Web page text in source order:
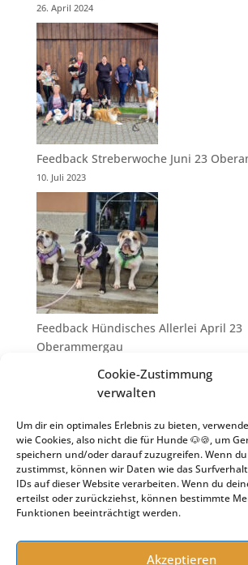
Cookie-Zustimmung
verwalten
Um dir ein optimales Erlebnis zu bieten,
wie Cookies, also nicht die für Hunde 🐶🍪, um
speichern und/oder darauf zuzugreifen. Wenn
zustimmst, können wir Daten wie das
IDs auf dieser Website verarbeiten. Wenn du
erteilst oder zurückziehst, können bestimmte
Funktionen beeinträchtigt werden.
Akzeptieren
26. April 2024
Feedback Streberwoche Juni 23
10. Juli 2023
Feedback Hündisches Allerlei April 23
Oberammergau
Goodbye Hundeschule – Hello